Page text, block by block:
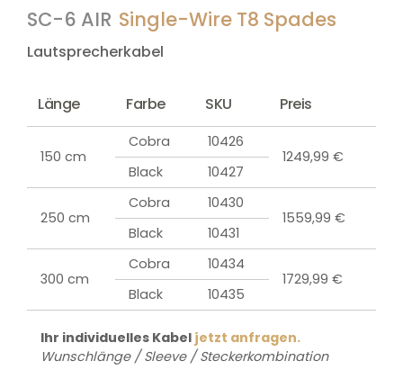
SC-6 AIR Single-Wire T8 Spades
Lautsprecherkabel
Länge Farbe SKU Preis
150 cm
Cobra
10426
1249,99 €
Black
10427
250 cm
Cobra
10430
1559,99 €
Black
10431
300 cm
Cobra
10434
1729,99 €
Black
10435
Ihr individuelles Kabel jetzt anfragen.
Wunschlänge / Sleeve / Steckerkombination